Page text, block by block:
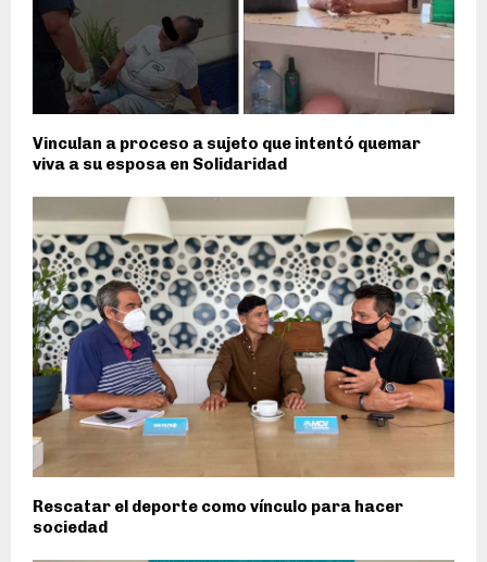
Vinculan a proceso a sujeto que intentó quemar
viva a su esposa en Solidaridad
Rescatar el deporte como vínculo para hacer
sociedad